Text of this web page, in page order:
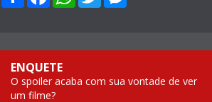
ENQUETE
O spoiler acaba com sua vontade de ver
um filme?